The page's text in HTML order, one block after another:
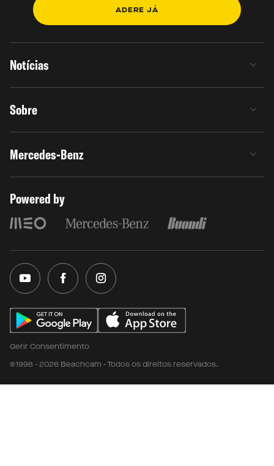
ADERE JÁ
Notícias
Sobre
Mercedes-Benz
Powered by
Gerir Consentimento
©1998 - 2026 Beachcam - Todos os direitos reservados.